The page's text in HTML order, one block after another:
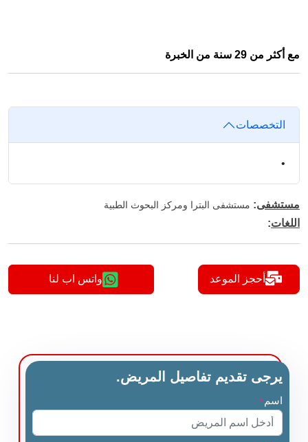
مع أكثر من 29 سنة من الخبرة
التخصصات
•
مستشفى: مستشفى البترا ومركز البحوث الطبية
اللغات:
أحجز الموعد واتس اب لنا
يرجى تقديم تفاصيل المريض.
اسم *